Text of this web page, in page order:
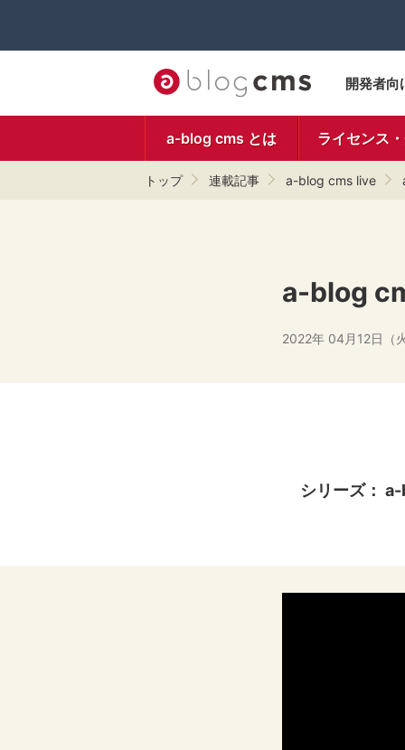
開発者向
a-blog cms とは ライセンス
トップ 連載記事 a-blog cms live
a-blog
2022年 04月12日（火
シリーズ：